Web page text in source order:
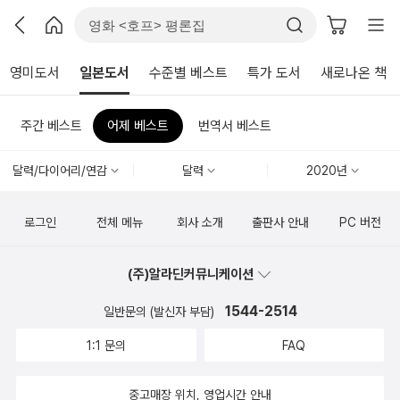
영미도서 일본도서 수준별 베스트 특가 도서 새로나온 책
주간 베스트 어제 베스트 번역서 베스트
달력/다이어리/연감 달력 2020년
로그인 전체 메뉴 회사 소개 출판사 안내 PC 버전
(주)알라딘커뮤니케이션
일반문의 (발신자 부담) 1544-2514
1:1 문의 FAQ
중고매장 위치, 영업시간 안내